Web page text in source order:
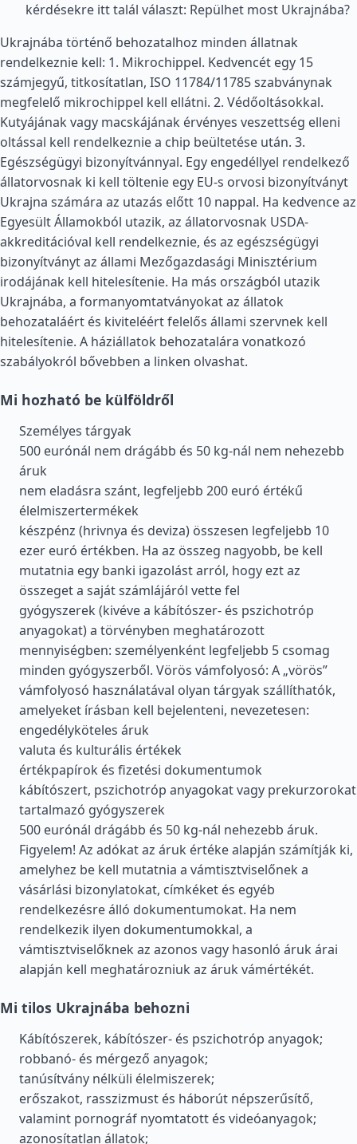
kérdésekre itt talál választ: Repülhet most Ukrajnába?
Ukrajnába történő behozatalhoz minden állatnak
rendelkeznie kell: 1. Mikrochippel. Kedvencét egy 15
számjegyű, titkosítatlan, ISO 11784/11785 szabványnak
megfelelő mikrochippel kell ellátni. 2. Védőoltásokkal.
Kutyájának vagy macskájának érvényes veszettség elleni
oltással kell rendelkeznie a chip beültetése után. 3.
Egészségügyi bizonyítvánnyal. Egy engedéllyel rendelkező
állatorvosnak ki kell töltenie egy EU-s orvosi bizonyítványt
Ukrajna számára az utazás előtt 10 nappal. Ha kedvence az
Egyesült Államokból utazik, az állatorvosnak USDA-
akkreditációval kell rendelkeznie, és az egészségügyi
bizonyítványt az állami Mezőgazdasági Minisztérium
irodájának kell hitelesítenie. Ha más országból utazik
Ukrajnába, a formanyomtatványokat az állatok
behozataláért és kiviteléért felelős állami szervnek kell
hitelesítenie. A háziállatok behozatalára vonatkozó
szabályokról bővebben a linken olvashat.
Mi hozható be külföldről
Személyes tárgyak
500 eurónál nem drágább és 50 kg-nál nem nehezebb
áruk
nem eladásra szánt, legfeljebb 200 euró értékű
élelmiszertermékek
készpénz (hrivnya és deviza) összesen legfeljebb 10
ezer euró értékben. Ha az összeg nagyobb, be kell
mutatnia egy banki igazolást arról, hogy ezt az
összeget a saját számlájáról vette fel
gyógyszerek (kivéve a kábítószer- és pszichotróp
anyagokat) a törvényben meghatározott
mennyiségben: személyenként legfeljebb 5 csomag
minden gyógyszerből. Vörös vámfolyosó: A „vörös”
vámfolyosó használatával olyan tárgyak szállíthatók,
amelyeket írásban kell bejelenteni, nevezetesen:
engedélyköteles áruk
valuta és kulturális értékek
értékpapírok és fizetési dokumentumok
kábítószert, pszichotróp anyagokat vagy prekurzorokat
tartalmazó gyógyszerek
500 eurónál drágább és 50 kg-nál nehezebb áruk.
Figyelem! Az adókat az áruk értéke alapján számítják ki,
amelyhez be kell mutatnia a vámtisztviselőnek a
vásárlási bizonylatokat, címkéket és egyéb
rendelkezésre álló dokumentumokat. Ha nem
rendelkezik ilyen dokumentumokkal, a
vámtisztviselőknek az azonos vagy hasonló áruk árai
alapján kell meghatározniuk az áruk vámértékét.
Mi tilos Ukrajnába behozni
Kábítószerek, kábítószer- és pszichotróp anyagok;
robbanó- és mérgező anyagok;
tanúsítvány nélküli élelmiszerek;
erőszakot, rasszizmust és háborút népszerűsítő,
valamint pornográf nyomtatott és videóanyagok;
azonosítatlan állatok;